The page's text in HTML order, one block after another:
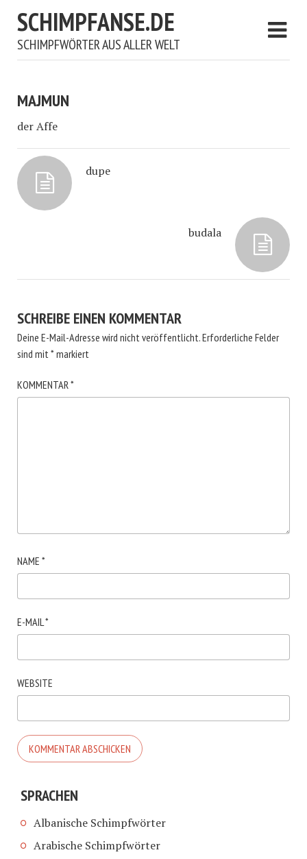
SCHIMPFANSE.DE
SCHIMPFWÖRTER AUS ALLER WELT
MAJMUN
der Affe
dupe
budala
SCHREIBE EINEN KOMMENTAR
Deine E-Mail-Adresse wird nicht veröffentlicht.Erforderliche Felder
sind mit*markiert
KOMMENTAR*
NAME *
E-MAIL*
WEBSITE
SPRACHEN
Albanische Schimpfwörter
Arabische Schimpfwörter